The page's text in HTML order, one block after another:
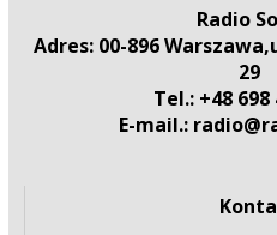
Radio
Adres: 00-896
29
Tel.: +48 698
E-mail.: